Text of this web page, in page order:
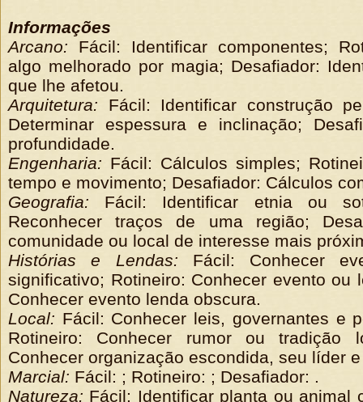
Informações
Arcano: Fácil: Identificar componentes;
algo melhorado por magia; Desafiador:
que lhe afetou.
Arquitetura: Fácil: Identificar construção
Determinar espessura e inclinação;
profundidade.
Engenharia: Fácil: Cálculos simples;
tempo e movimento; Desafiador: Cálculos
Geografia: Fácil: Identificar etnia ou
Reconhecer traços de uma região;
comunidade ou local de interesse mais
Histórias e Lendas: Fácil: Conhecer
significativo; Rotineiro: Conhecer evento ou
Conhecer evento lenda obscura.
Local: Fácil: Conhecer leis, governantes e
Rotineiro: Conhecer rumor ou tradição
Conhecer organização escondida, seu líder
Marcial: Fácil: ; Rotineiro: ; Desafiador: .
Natureza: Fácil: Identificar planta ou animal